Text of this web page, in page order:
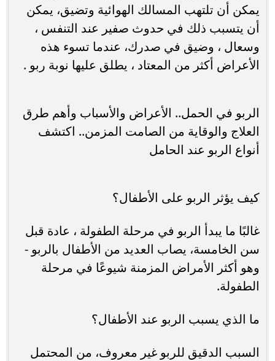
يمكن أن تلتهب المسالك الهوائية وتضيق، يمكن
أن يتسبب ذلك في حدوث صفير عند التنفس ،
وسعال ، وضيق في صدرك، عندما تسوء هذه
الأعراض أكثر من المعتاد ، يطلق عليها نوبة ربو .
الربو في الحمل.. الأعراض والأسباب وأهم طرق
العلاج والوقاية من الصامت المزمن.. اكتشف
أنواع الربو عند الحامل
كيف يؤثر الربو على الأطفال؟
غالبًا ما يبدأ الربو في مرحلة الطفولة ، عادة قبل
سن الخامسة، يصاب العديد من الأطفال بالربو -
وهو أكثر الأمراض المزمنة شيوعًا في مرحلة
الطفولة.
ما الذي يسبب الربو عند الأطفال؟
السبب الدقيق للربو غير معروف، من المحتمل